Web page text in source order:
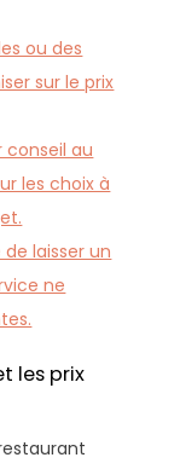
ou des
sur le prix
conseil au
les choix à
laisser un
ne
les prix